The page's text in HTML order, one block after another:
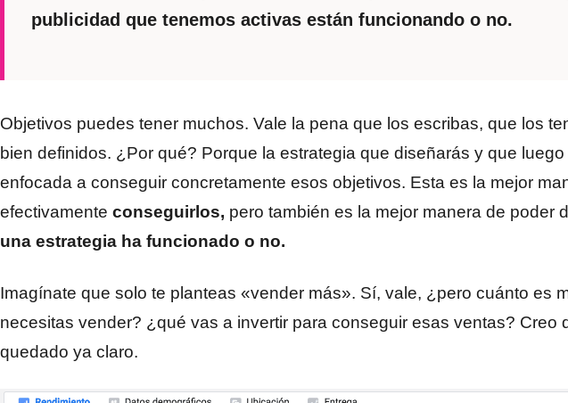
publicidad que tenemos activas están funcionando o no.
Objetivos puedes tener muchos. Vale la pena que los escribas, que los
bien definidos. ¿Por qué? Porque la estrategia que diseñarás y que
enfocada a conseguir concretamente esos objetivos. Esta es la mejor
efectivamente conseguirlos, pero también es la mejor manera de poder
una estrategia ha funcionado o no.
Imagínate que solo te planteas «vender más». Sí, vale, ¿pero cuánto es
necesitas vender? ¿qué vas a invertir para conseguir esas ventas? Creo
quedado ya claro.